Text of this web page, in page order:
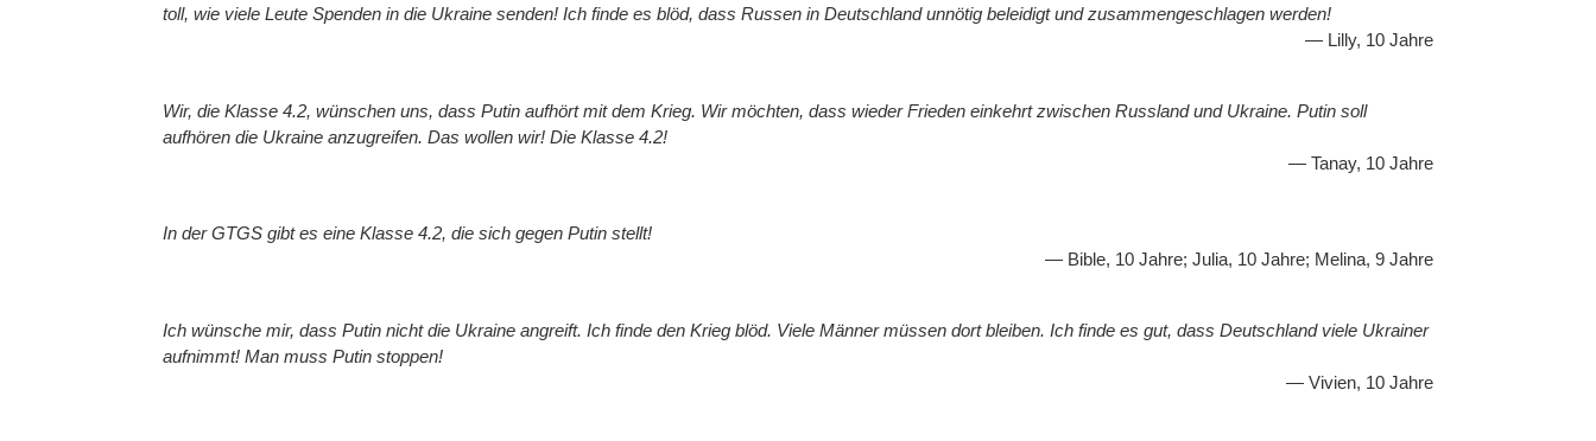
toll, wie viele Leute Spenden in die Ukraine senden! Ich finde es blöd, dass Russen in Deutschland unnötig beleidigt und zusammengeschlagen werden!
Lilly, 10 Jahre
Wir, die Klasse 4.2, wünschen uns, dass Putin aufhört mit dem Krieg. Wir möchten, dass wieder Frieden einkehrt zwischen Russland und Ukraine. Putin soll
aufhören die Ukraine anzugreifen. Das wollen wir! Die Klasse 4.2!
Tanay, 10 Jahre
In der GTGS gibt es eine Klasse 4.2, die sich gegen Putin stellt!
Bible, 10 Jahre; Julia, 10 Jahre; Melina, 9 Jahre
Ich wünsche mir, dass Putin nicht die Ukraine angreift. Ich finde den Krieg blöd. Viele Männer müssen dort bleiben. Ich finde es gut, dass Deutschland viele Ukrainer
aufnimmt! Man muss Putin stoppen!
Vivien, 10 Jahre